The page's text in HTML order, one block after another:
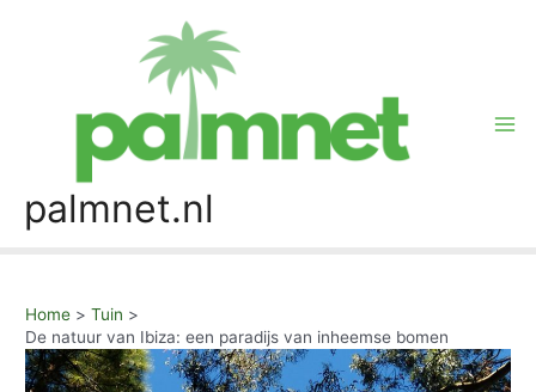
palmnet.nl
Home
Tuin
De natuur van Ibiza: een paradijs van inheemse bomen